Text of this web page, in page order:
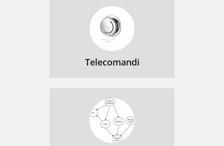
Telecomandi